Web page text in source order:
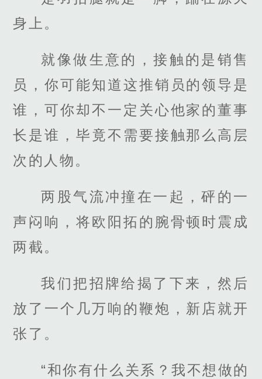
身上。
就像做生意的，接触的是销售
员，你可能知道这推销员的领导是
谁，可你却不一定关心他家的董事
长是谁，毕竟不需要接触那么高层
次的人物。
两股气流冲撞在一起，砰的一
声闷响，将欧阳拓的腕骨顿时震成
两截。
我们把招牌给揭了下来，然后
放了一个几万响的鞭炮，新店就开
张了。
“和你有什么关系？我不想做的